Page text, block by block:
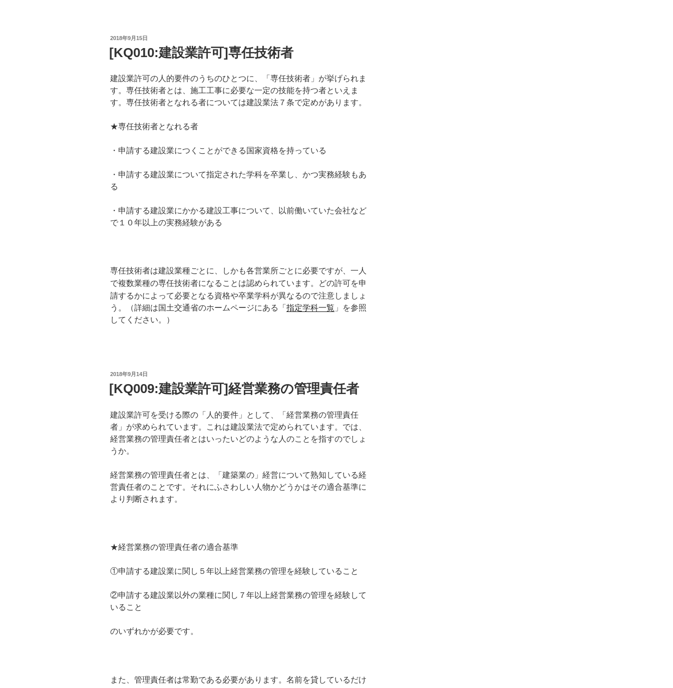
投
日:
2018年9月15日
[KQ010:建設業許可]専任技術者
建設業許可の人的要件のうちのひとつに、「専任技術者」が挙げられま
す。専任技術者とは、施工工事に必要な一定の技能を持つ者といえま
す。専任技術者となれる者については建設業法７条で定めがあります。
★専任技術者となれる者
・申請する建設業につくことができる国家資格を持っている
・申請する建設業について指定された学科を卒業し、かつ実務経験もあ
る
・申請する建設業にかかる建設工事について、以前働いていた会社など
で１０年以上の実務経験がある
専任技術者は建設業種ごとに、しかも各営業所ごとに必要ですが、 一人
で複数業種の専任技術者になることは認められています。どの許可を申
請するかによって必要となる資格や卒業学科が異なるので注意しましょ
う。（詳細は国土交通省のホームページにある「 指定学科一覧 」を参照
してください。）
投
日:
2018年9月14日
[KQ009:建設業許可]経営業務の管理責任者
建設業許可を受ける際の「人的要件」として、「経営業務の管理責任
者」が求められています。これは建設業法で定められています。では、
経営業務の管理責任者とはいったいどのような人のことを指すのでしょ
うか。
経営業務の管理責任者とは、「建築業の」経営について熟知している経
営責任者のことです。それにふさわしい人物かどうかはその適合基準に
より判断されます。
★経営業務の管理責任者の適合基準
①申請する建設業に関し５年以上経営業務の管理を経験していること
②申請する建設業以外の業種に関し７年以上経営業務の管理を経験して
いること
のいずれかが必要です。
また、管理責任者は常勤である必要があります。名前を貸しているだけ